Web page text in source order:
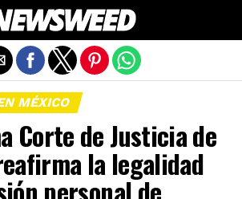
MÉXICO
Corte de Justicia de
la legalidad
personal de
de la versión móvil